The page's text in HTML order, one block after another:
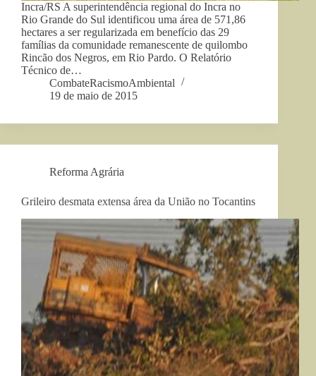
Incra/RS A superintendência regional do Incra no
Rio Grande do Sul identificou uma área de 571,86
hectares a ser regularizada em benefício das 29
famílias da comunidade remanescente de quilombo
Rincão dos Negros, em Rio Pardo. O Relatório
Técnico de…
CombateRacismoAmbiental
19 de maio de 2015
Reforma Agrária
Grileiro desmata extensa área da União no Tocantins